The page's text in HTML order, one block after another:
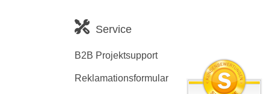
Service
B2B Projektsupport
Reklamationsformular